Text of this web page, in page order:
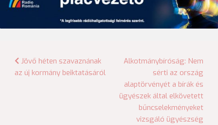
Bejegyzés
navigáció
Jövő héten szavaznának
az új kormány beiktatásáról
Alkotmánybíróság: Nem
sérti az ország
alaptörvényét a bírák és
ügyészek által elkövetett
bűncselekményeket
vizsgáló ügyészség